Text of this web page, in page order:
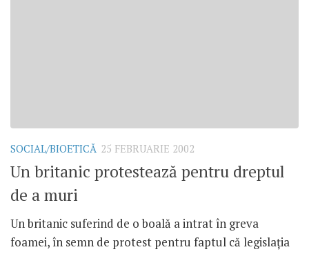
SOCIAL/BIOETICĂ 25 FEBRUARIE 2002
Un britanic protestează pentru dreptul
de a muri
Un britanic suferind de o boală a intrat în greva
foamei, în semn de protest pentru faptul că legislaţia